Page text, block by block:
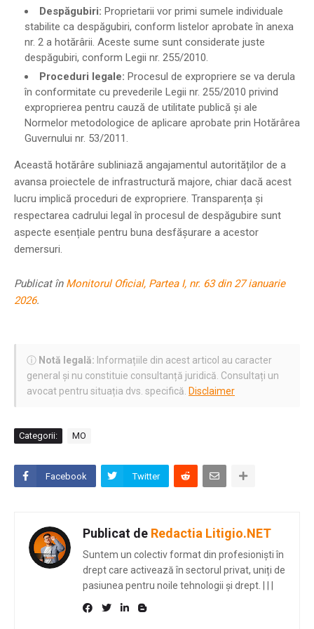
Despăgubiri: Proprietarii vor primi sumele individuale
stabilite ca despăgubiri, conform listelor aprobate în anexa
nr. 2 a hotărârii. Aceste sume sunt considerate juste
despăgubiri, conform Legii nr. 255/2010.
Proceduri legale: Procesul de expropriere se va derula
în conformitate cu prevederile Legii nr. 255/2010 privind
exproprierea pentru cauză de utilitate publică și ale
Normelor metodologice de aplicare aprobate prin Hotărârea
Guvernului nr. 53/2011.
Această hotărâre subliniază angajamentul autorităților de a
avansa proiectele de infrastructură majore, chiar dacă acest
lucru implică proceduri de expropriere. Transparența și
respectarea cadrului legal în procesul de despăgubire sunt
aspecte esențiale pentru buna desfășurare a acestor
demersuri.
Publicat în Monitorul Oficial, Partea I, nr. 63 din 27 ianuarie
2026.
ⓘ Notă legală: Informațiile din acest articol au caracter
general și nu constituie consultanță juridică. Consultați un
avocat pentru situația dvs. specifică. Disclaimer
Categorii: MO
Facebook Twitter
Publicat de Redactia Litigio.NET
Suntem un colectiv format din profesioniști în
drept care activează în sectorul privat, uniți de
pasiunea pentru noile tehnologii și drept. | | |